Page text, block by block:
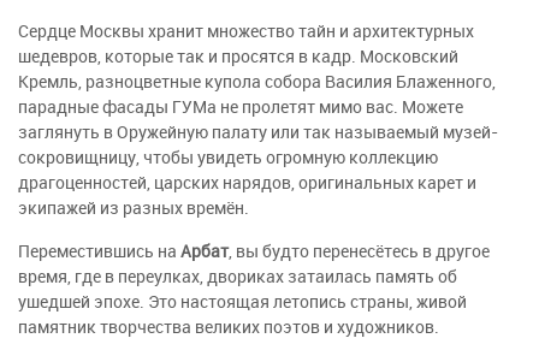
Сердце Москвы хранит множество тайн и архитектурных
шедевров, которые так и просятся в кадр. Московский
Кремль, разноцветные купола собора Василия Блаженного,
парадные фасады ГУМа не пролетят мимо вас. Можете
заглянуть в Оружейную палату или так называемый музей-
сокровищницу, чтобы увидеть огромную коллекцию
драгоценностей, царских нарядов, оригинальных карет и
экипажей из разных времён.
Переместившись на Арбат, вы будто перенесётесь в другое
время, где в переулках, двориках затаилась память об
ушедшей эпохе. Это настоящая летопись страны, живой
памятник творчества великих поэтов и художников.